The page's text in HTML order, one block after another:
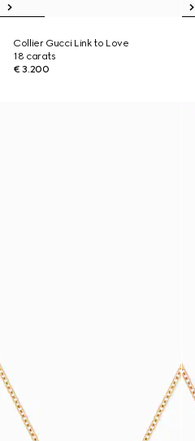
Collier Gucci Link to Love
18 carats
€ 3.200